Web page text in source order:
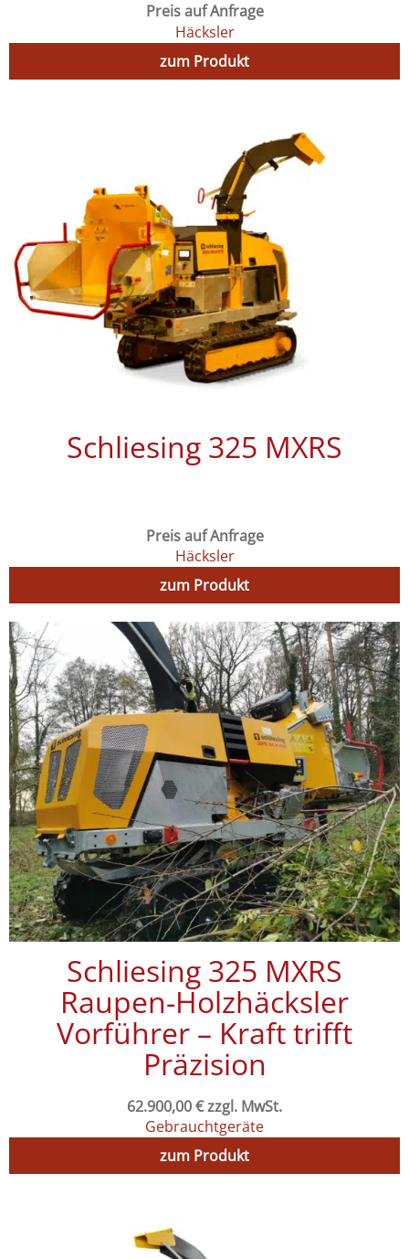
Preis auf Anfrage
Häcksler
zum Produkt
Schliesing 325 MXRS
Preis auf Anfrage
Häcksler
zum Produkt
Schliesing 325 MXRS
Raupen-Holzhäcksler
Vorführer – Kraft trifft
Präzision
62.900,00€zzgl. MwSt.
Gebrauchtgeräte
zum Produkt